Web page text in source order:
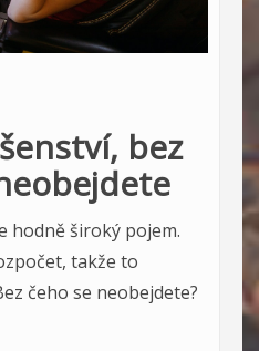
bez
hodně široký pojem.
takže to
čeho se neobejdete?